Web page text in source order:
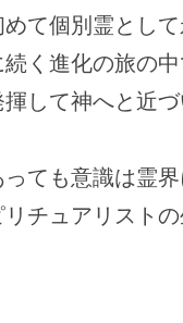
て個別霊とし
続く進化の旅の
揮して神へと近
ても意識は霊
チュアリスト